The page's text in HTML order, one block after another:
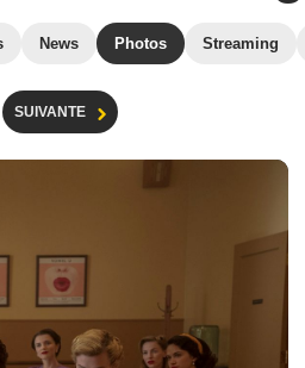
News Photos Streaming
SUIVANTE